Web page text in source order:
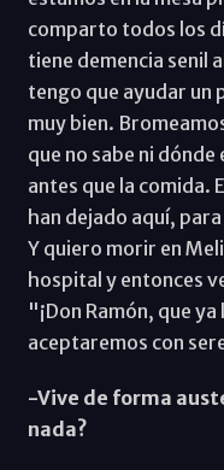
comparto todos los
tiene demencia senil
tengo que ayudar un
muy bien.
que no sabe ni
antes que la comida.
han dejado aquí,
Y quiero morir en
hospital y entonces
"¡Don Ramón, que
aceptaremos con
-Vive de forma
nada?